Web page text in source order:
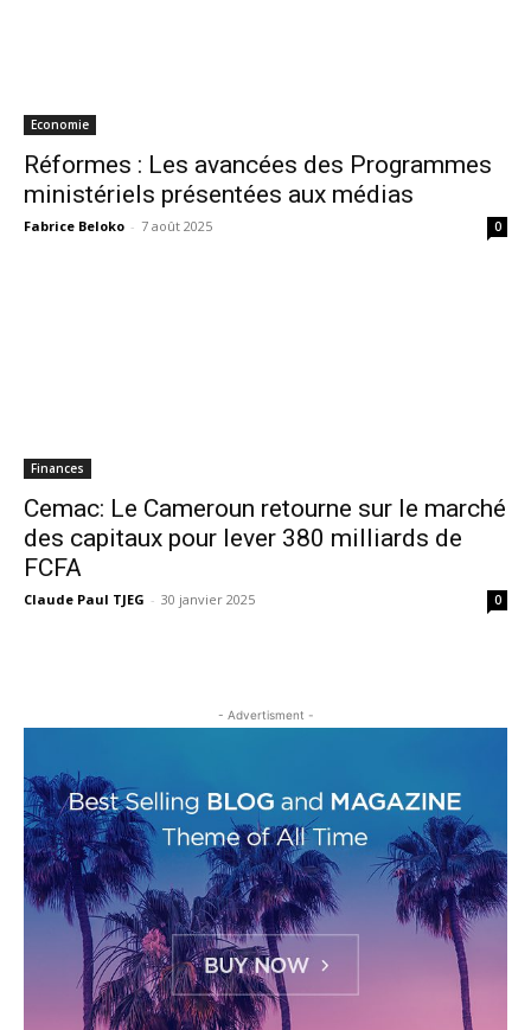
Economie
Réformes : Les avancées des Programmes
ministériels présentées aux médias
Fabrice Beloko - 7 août 2025 0
Finances
Cemac: Le Cameroun retourne sur le marché
des capitaux pour lever 380 milliards de
FCFA
Claude Paul TJEG - 30 janvier 2025 0
- Advertisment -